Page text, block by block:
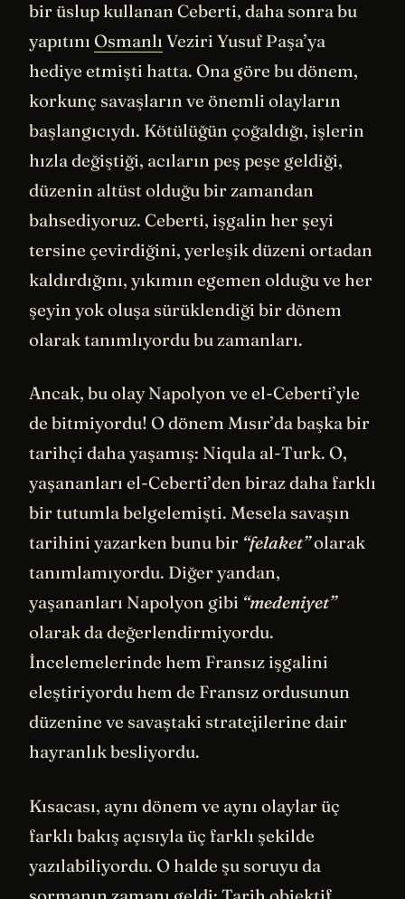
bir üslup kullanan Ceberti, daha sonra bu
yapıtını Osmanlı Veziri Yusuf Paşa’ya
hediye etmişti hatta. Ona göre bu dönem,
korkunç savaşların ve önemli olayların
başlangıcıydı. Kötülüğün çoğaldığı, işlerin
hızla değiştiği, acıların peş peşe geldiği,
düzenin altüst olduğu bir zamandan
bahsediyoruz. Ceberti, işgalin her şeyi
tersine çevirdiğini, yerleşik düzeni ortadan
kaldırdığını, yıkımın egemen olduğu ve her
şeyin yok oluşa sürüklendiği bir dönem
olarak tanımlıyordu bu zamanları.
Ancak, bu olay Napolyon ve el-Ceberti’yle
de bitmiyordu! O dönem Mısır’da başka bir
tarihçi daha yaşamış: Niqula al-Turk. O,
yaşananları el-Ceberti’den biraz daha farklı
bir tutumla belgelemişti. Mesela savaşın
tarihini yazarken bunu bir “felaket”olarak
tanımlamıyordu. Diğer yandan,
yaşananları Napolyon gibi “medeniyet”
olarak da değerlendirmiyordu.
İncelemelerinde hem Fransız işgalini
eleştiriyordu hem de Fransız ordusunun
düzenine ve savaştaki stratejilerine dair
hayranlık besliyordu.
Kısacası, aynı dönem ve aynı olaylar üç
farklı bakış açısıyla üç farklı şekilde
yazılabiliyordu. O halde şu soruyu da